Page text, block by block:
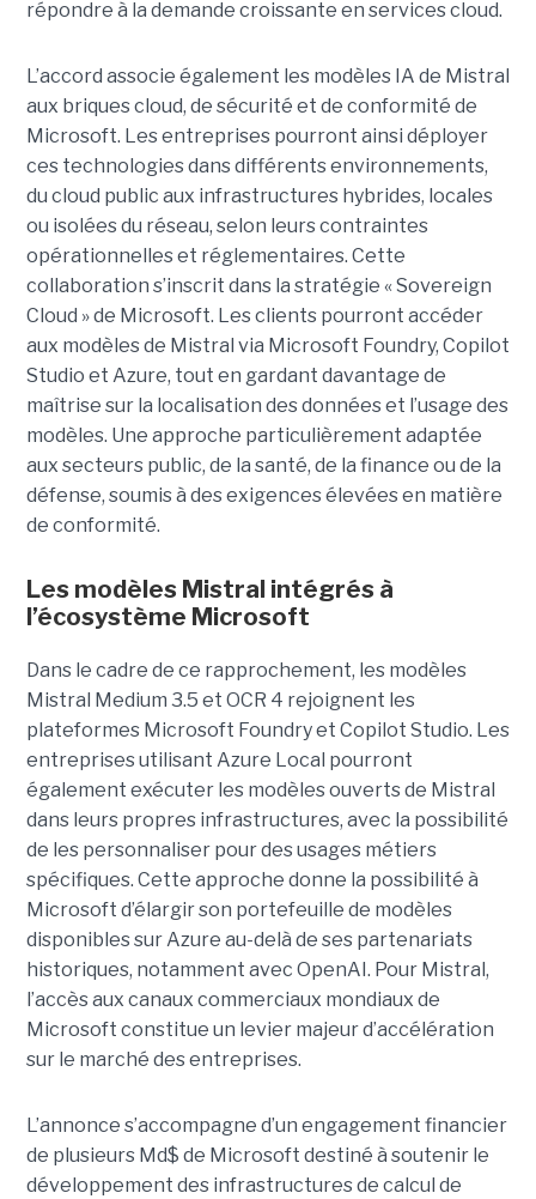
répondre à la demande croissante en services cloud.
L’accord associe également les modèles IA de Mistral
aux briques cloud, de sécurité et de conformité de
Microsoft. Les entreprises pourront ainsi déployer
ces technologies dans différents environnements,
du cloud public aux infrastructures hybrides, locales
ou isolées du réseau, selon leurs contraintes
opérationnelles et réglementaires. Cette
collaboration s’inscrit dans la stratégie « Sovereign
Cloud » de Microsoft. Les clients pourront accéder
aux modèles de Mistral via Microsoft Foundry, Copilot
Studio et Azure, tout en gardant davantage de
maîtrise sur la localisation des données et l’usage des
modèles. Une approche particulièrement adaptée
aux secteurs public, de la santé, de la finance ou de la
défense, soumis à des exigences élevées en matière
de conformité.
Les modèles Mistral intégrés à
l’écosystème Microsoft
Dans le cadre de ce rapprochement, les modèles
Mistral Medium 3.5 et OCR 4 rejoignent les
plateformes Microsoft Foundry et Copilot Studio. Les
entreprises utilisant Azure Local pourront
également exécuter les modèles ouverts de Mistral
dans leurs propres infrastructures, avec la possibilité
de les personnaliser pour des usages métiers
spécifiques. Cette approche donne la possibilité à
Microsoft d’élargir son portefeuille de modèles
disponibles sur Azure au-delà de ses partenariats
historiques, notamment avec OpenAI. Pour Mistral,
l’accès aux canaux commerciaux mondiaux de
Microsoft constitue un levier majeur d’accélération
sur le marché des entreprises.
L’annonce s’accompagne d’un engagement financier
de plusieurs Md$ de Microsoft destiné à soutenir le
développement des infrastructures de calcul de